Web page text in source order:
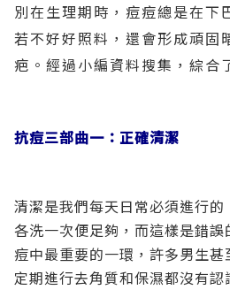
別在生理期時，痘痘總是在下
若不好好照料，還會形成頑固
疤。經過小編資料搜集，綜合
抗痘三部曲一：正確清潔
清潔是我們每天日常必須進行
各洗一次便足夠，而這樣是錯
痘中最重要的一環，許多男生
定期進行去角質和保濕都沒有